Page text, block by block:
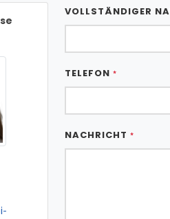
VOLLSTÄNDIGER
TELEFON *
NACHRICHT *